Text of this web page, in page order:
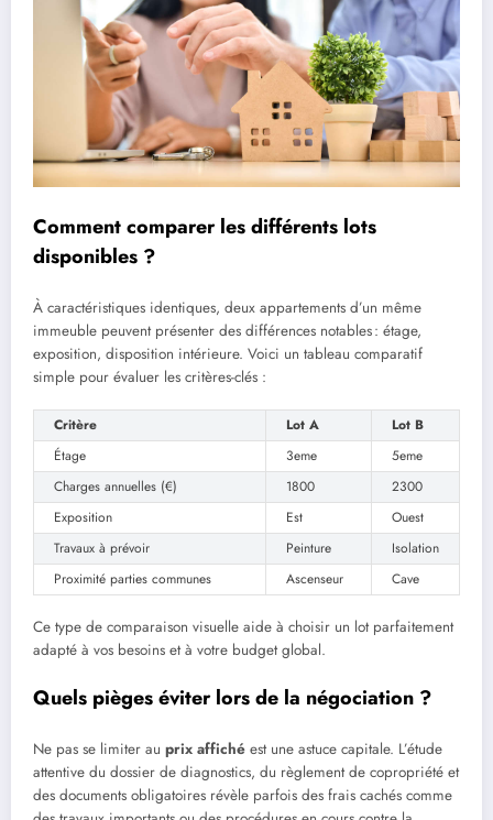
Comment comparer les différents lots
disponibles ?
À caractéristiques identiques, deux appartements d’un même
immeuble peuvent présenter des différences notables : étage,
exposition, disposition intérieure. Voici un tableau comparatif
simple pour évaluer les critères-clés :
Critère Lot A
Lot B
Étage
3eme
5eme
Charges annuelles (€)
1800
2300
Exposition
Est
Ouest
Travaux à prévoir
Peinture
Isolation
Proximité parties communes
Ascenseur Cave
Ce type de comparaison visuelle aide à choisir un lot parfaitement
adapté à vos besoins et à votre budget global.
Quels pièges éviter lors de la négociation ?
Ne pas se limiter au prix affiché est une astuce capitale. L’étude
attentive du dossier de diagnostics, du règlement de copropriété et
des documents obligatoires révèle parfois des frais cachés comme